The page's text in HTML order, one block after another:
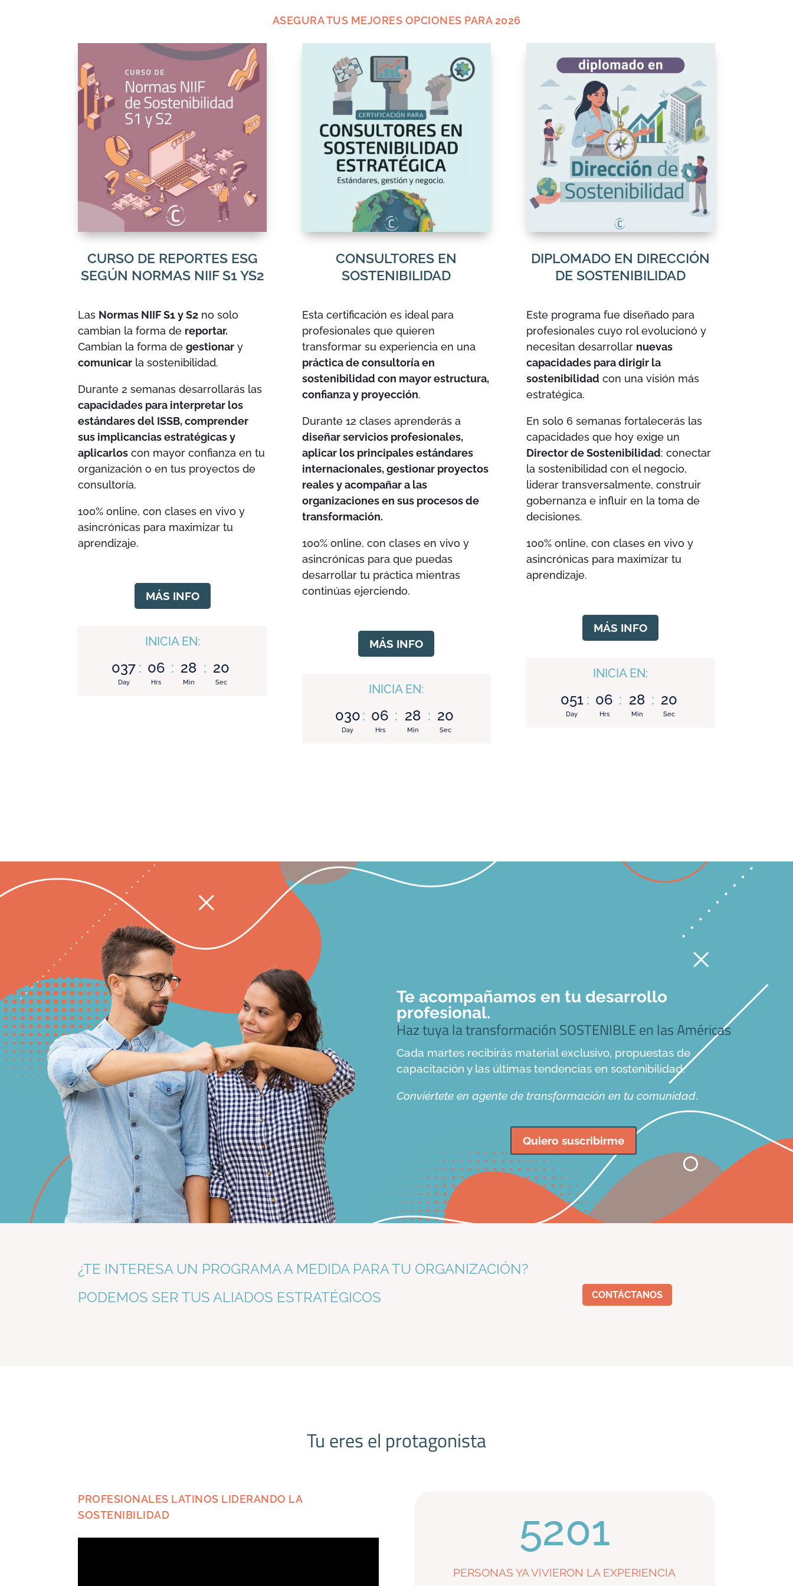
ASEGURA TUS MEJORES OPCIONES PARA 2026
CURSO DE REPORTES ESG
SEGÚN NORMAS NIIF S1 YS2
Las Normas NIIF S1 y S2 no solo
cambian la forma de reportar.
Cambian la forma de gestionar y
comunicar la sostenibilidad.
Durante 2 semanas desarrollarás las
capacidades para interpretar los
estándares del ISSB, comprender
sus implicancias estratégicas y
aplicarlos con mayor confianza en tu
organización o en tus proyectos de
consultoría.
100% online, con clases en vivo y
asincrónicas para maximizar tu
aprendizaje.
MÁS INFO
INICIA EN:
037
Day
: 06
Hrs
: 28
Min
: 19
Sec
CONSULTORES EN
SOSTENIBILIDAD
Esta certificación es ideal para
profesionales que quieren
transformar su experiencia en una
práctica de consultoría en
sostenibilidad con mayor estructura,
confianza y proyección.
Durante 12 clases aprenderás a
diseñar servicios profesionales,
aplicar los principales estándares
internacionales, gestionar proyectos
reales y acompañar a las
organizaciones en sus procesos de
transformación.
100% online, con clases en vivo y
asincrónicas para que puedas
desarrollar tu práctica mientras
continúas ejerciendo.
MÁS INFO
INICIA EN:
030
Day
: 06
Hrs
: 28
Min
: 19
Sec
DIPLOMADO EN DIRECCIÓN
DE SOSTENIBILIDAD
Este programa fue diseñado para
profesionales cuyo rol evolucionó y
necesitan desarrollar nuevas
capacidades para dirigir la
sostenibilidad con una visión más
estratégica.
En solo 6 semanas fortalecerás las
capacidades que hoy exige un
Director de Sostenibilidad: conectar
la sostenibilidad con el negocio,
liderar transversalmente, construir
gobernanza e influir en la toma de
decisiones.
100% online, con clases en vivo y
asincrónicas para maximizar tu
aprendizaje.
MÁS INFO
INICIA EN:
051
Day
: 06
Hrs
: 28
Min
: 19
Sec
Te acompañamos en tu desarrollo
profesional.
Haz tuya la transformación SOSTENIBLE en las Américas
Cada martes recibirás material exclusivo, propuestas de
capacitación y las últimas tendencias en sostenibilidad.
Conviértete en agente de transformación en tu comunidad.
Quiero suscribirme
¿TE INTERESA UN PROGRAMA A MEDIDA PARA TU ORGANIZACIÓN?
PODEMOS SER TUS ALIADOS ESTRATÉGICOS
CONTÁCTANOS
Tu eres el protagonista
PROFESIONALES LATINOS LIDERANDO LA
SOSTENIBILIDAD
5201
PERSONAS YA VIVIERON LA EXPERIENCIA